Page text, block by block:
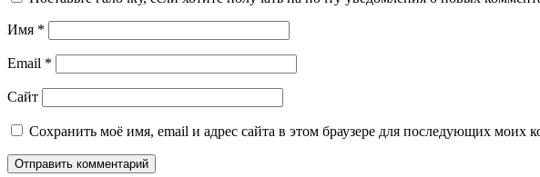
Имя *
Email *
Сайт
Сохранить моё имя, email и адрес сайта в этом браузере для последующих моих